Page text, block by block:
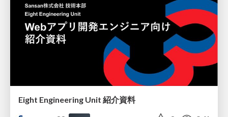
Eight Engineering Unit 紹介資料